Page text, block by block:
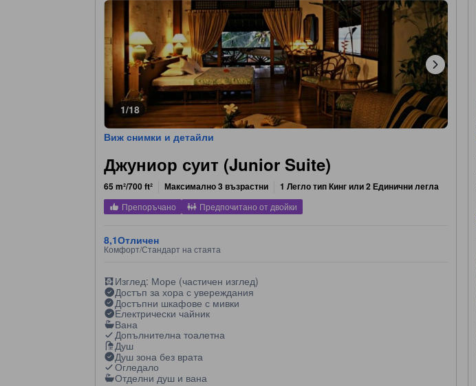
1/18
Виж снимки и детайли
Джуниор суит (Junior Suite)
65 m²/700 ft² Максимално 3 възрастни 1 Легло тип Кинг или 2 Единични легла
Препоръчано Предпочитано от двойки
8,1Отличен
Комфорт/Стандарт на стаята
Изглед: Море (частичен изглед)
Достъп за хора с увереждания
Достъпни шкафове с мивки
Електрически чайник
Вана
Допълнителна тоалетна
Душ
Душ зона без врата
Огледало
Отделни душ и вана